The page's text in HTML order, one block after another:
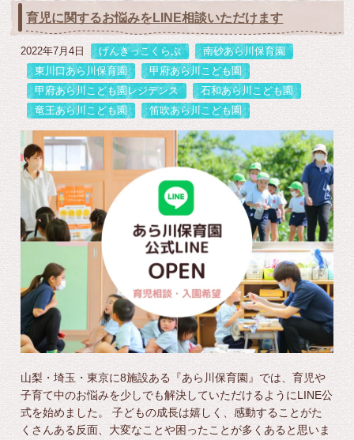
育児に関するお悩みをLINE相談いただけます
2022年7月4日 げんきっこくらぶ
南砂あら川保育園
東川口あら川保育園
甲府あら川こども園
甲府あら川こども園レジデンス
石和あら川こども園
竜王あら川こども園
笛吹あら川こども園
山梨・埼玉・東京に8施設ある『あら川保育園』では、育児や
子育て中のお悩みを少しでも解決していただけるようにLINE公
式を始めました。 子どもの成長は嬉しく、感動することがた
くさんある反面、大変なことや困ったことが多くあると思いま